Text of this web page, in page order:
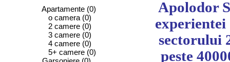
Apartamente (0)
o camera (0)
2 camere (0)
3 camere (0)
4 camere (0)
5+ camere (0)
Apolodor
sectorului
peste